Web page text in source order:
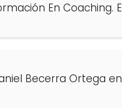
En Coaching.
Becerra Ortega